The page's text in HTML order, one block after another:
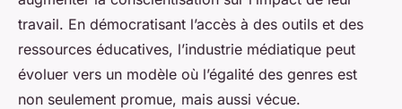
travail. En démocratisant l’accès à des outils et des
ressources éducatives, l’industrie médiatique peut
évoluer vers un modèle où l’égalité des genres est
non seulement promue, mais aussi vécue.